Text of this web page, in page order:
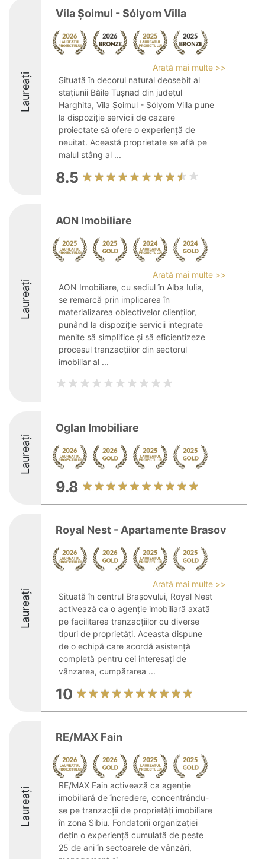
Laureați
Vila Șoimul - Sólyom Villa
Arată mai multe >>
Situată în decorul natural deosebit al
stațiunii Băile Tușnad din județul
Harghita, Vila Șoimul - Sólyom Villa pune
la dispoziție servicii de cazare
proiectate să ofere o experiență de
neuitat. Această proprietate se află pe
malul stâng al ...
8.5
Laureați
AON Imobiliare
Arată mai multe >>
AON Imobiliare, cu sediul în Alba Iulia,
se remarcă prin implicarea în
materializarea obiectivelor clienților,
punând la dispoziție servicii integrate
menite să simplifice și să eficientizeze
procesul tranzacțiilor din sectorul
imobiliar al ...
Laureați
Oglan Imobiliare
9.8
Laureați
Royal Nest - Apartamente Brasov
Arată mai multe >>
Situată în centrul Brașovului, Royal Nest
activează ca o agenție imobiliară axată
pe facilitarea tranzacțiilor cu diverse
tipuri de proprietăți. Aceasta dispune
de o echipă care acordă asistență
completă pentru cei interesați de
vânzarea, cumpărarea ...
10
Laureați
RE/MAX Fain
RE/MAX Fain activează ca agenție
imobiliară de încredere, concentrându-
se pe tranzacții de proprietăți imobiliare
în zona Sibiu. Fondatorii organizației
dețin o experiență cumulată de peste
25 de ani în sectoarele de vânzări,